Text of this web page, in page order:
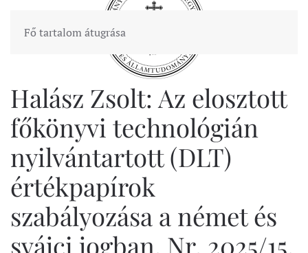
Fő tartalom átugrása
Halász Zsolt: Az elosztott
főkönyvi technológián
nyilvántartott (DLT)
értékpapírok
szabályozása a német és
svájci jogban. Nr. 2025/15.